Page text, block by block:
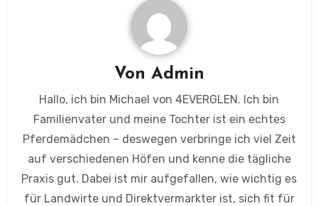
Von Admin
Hallo, ich bin Michael von 4EVERGLEN. Ich bin
Familienvater und meine Tochter ist ein echtes
Pferdemädchen – deswegen verbringe ich viel Zeit
auf verschiedenen Höfen und kenne die tägliche
Praxis gut. Dabei ist mir aufgefallen, wie wichtig es
für Landwirte und Direktvermarkter ist, sich fit für